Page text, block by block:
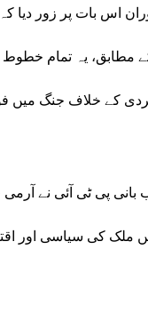
اس بات پر زور
یہ تمام خطوط
کے خلاف جنگ میں فوج
بانی پی ٹی آئی نے
ملک کی سیاسی اور